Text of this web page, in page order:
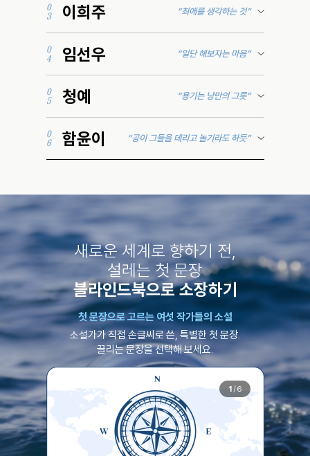
0
3
이희주 “최애를 생각하는 것”
0
4
임선우 “일단 해보자는 마음”
0
5
청예 “용기는 낭만의 그릇”
0
6
함윤이 “공이 그들을 데리고 놀기라도 하듯”
새로운 세계로 향하기 전,
설레는 첫 문장
블라인드북으로 소장하기
첫 문장으로 고르는 여섯 작가들의 소설
소설가가 직접 손글씨로 쓴, 특별한 첫 문장.
끌리는 문장을 선택해 보세요.
1/6